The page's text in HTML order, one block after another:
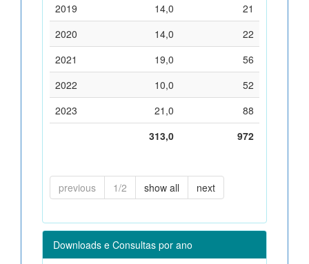
2019
14,0
21
2020
14,0
22
2021
19,0
56
2022
10,0
52
2023
21,0
88
313,0
972
previous 1/2 show all next
Downloads e Consultas por ano